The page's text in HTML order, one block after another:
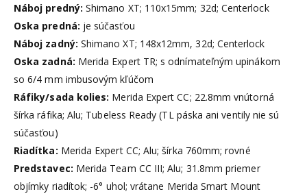
Náboj predný: Shimano XT; 110x15mm; 32d; Centerlock
Oska predná: je súčasťou
Náboj zadný: Shimano XT; 148x12mm, 32d; Centerlock
Oska zadná: Merida Expert TR; s odnímateľným upinákom
so 6/4 mm imbusovým kľúčom
Ráfiky/sada kolies: Merida Expert CC; 22.8mm vnútorná
šírka ráfika; Alu; Tubeless Ready (TL páska ani ventily nie sú
súčasťou)
Riadítka: Merida Expert CC; Alu; šírka 760mm; rovné
Predstavec: Merida Team CC III; Alu; 31.8mm priemer
objímky riadítok; -6° uhol; vrátane Merida Smart Mount